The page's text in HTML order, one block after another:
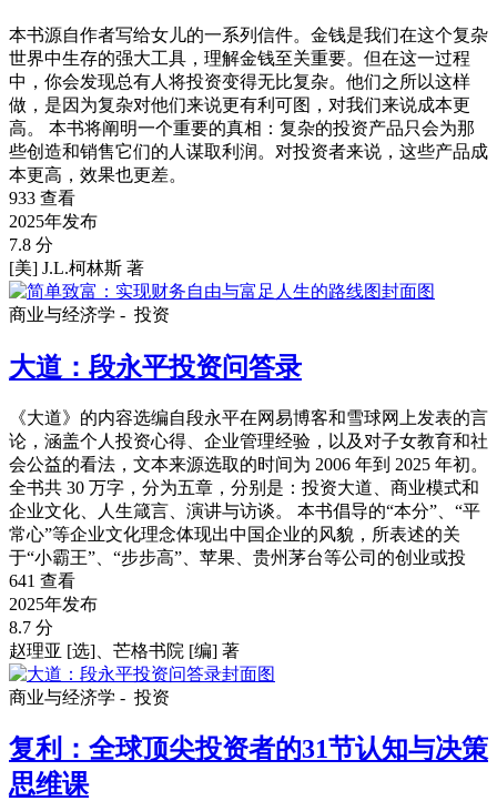
本书源自作者写给女儿的一系列信件。金钱是我们在这个复杂
世界中生存的强大工具，理解金钱至关重要。但在这一过程
中，你会发现总有人将投资变得无比复杂。他们之所以这样
做，是因为复杂对他们来说更有利可图，对我们来说成本更
高。 本书将阐明一个重要的真相：复杂的投资产品只会为那
些创造和销售它们的人谋取利润。对投资者来说，这些产品成
本更高，效果也更差。
933 查看
2025年发布
7.8 分
[美] J.L.柯林斯 著
商业与经济学 - 投资
大道：段永平投资问答录
《大道》的内容选编自段永平在网易博客和雪球网上发表的言
论，涵盖个人投资心得、企业管理经验，以及对子女教育和社
会公益的看法，文本来源选取的时间为 2006 年到 2025 年初。
全书共 30 万字，分为五章，分别是：投资大道、商业模式和
企业文化、人生箴言、演讲与访谈。 本书倡导的“本分”、“平
常心”等企业文化理念体现出中国企业的风貌，所表述的关
于“小霸王”、“步步高”、苹果、贵州茅台等公司的创业或投
641 查看
2025年发布
8.7 分
赵理亚 [选]、芒格书院 [编] 著
商业与经济学 - 投资
复利：全球顶尖投资者的31节认知与决策
思维课